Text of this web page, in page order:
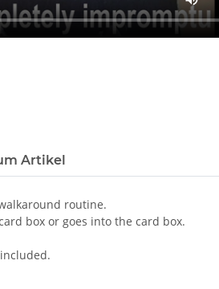
Artikel
routine.
box or goes into the card box.